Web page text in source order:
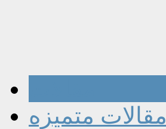
مقالات متميزه